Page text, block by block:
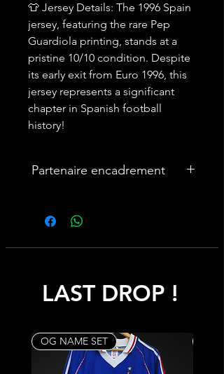
👕 Jersey Details: The 1996 Spain
jersey, featuring the rare Pep
Guardiola printing, stands at a
pristine 10/10 condition. Despite
its early exit from Euro 1996, this
jersey represents a significant
chapter in Spanish football
history!
Partenaire encadrement
🎨Vous souhaitez encadrer votre
maillot ? Nous avons un partenariat
My Goat propose des cadres pour
maillot de foot personnalisables avec
rapidement et facilement pour un
rendu haut de gamme.
LAST DROP !
OG NAME SET